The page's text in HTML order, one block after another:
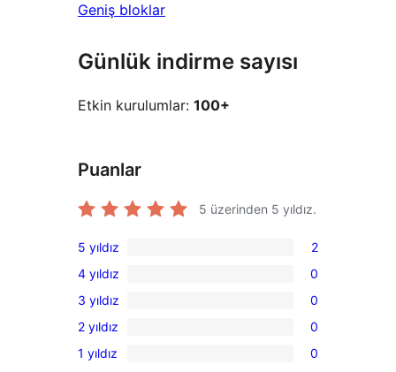
Geniş bloklar
Günlük indirme sayısı
Etkin kurulumlar: 100+
Puanlar
5 üzerinden 5 yıldız.
2
5
yıldızlı
inceleme
5 yıldız 2
0
4
yıldızlı
inceleme
4 yıldız 0
0
3
yıldızlı
3 yıldız 0
0
2
2 yıldız 0
0
1 yıldız 0